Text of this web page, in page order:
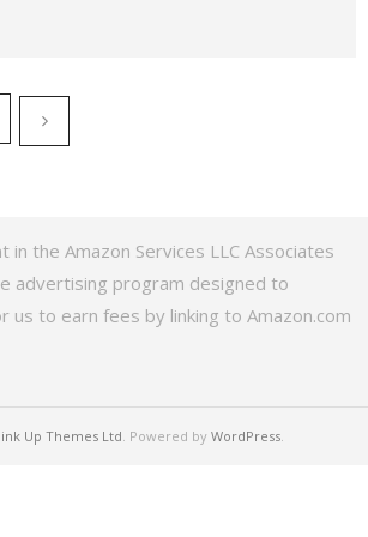
in the Amazon Services LLC Associates
advertising program designed to
us to earn fees by linking to Amazon.com
Up Themes Ltd. Powered by WordPress.